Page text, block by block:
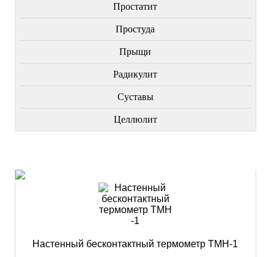
Простатит
Простуда
Прыщи
Радикулит
Суставы
Целлюлит
Настенный бесконтактный термометр ТМН-1